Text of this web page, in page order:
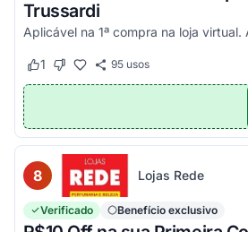
Trussardi
Aplicável na 1ª compra na loja virtual.
Este cupom funcionou
1 Este cupom não funcionou
95usos
8 Lojas Rede
Verificado Benefício exclusivo